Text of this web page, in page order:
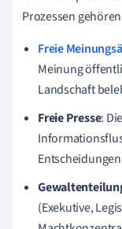
Prozessen
Freie
Meinung
Landschaft
Freie Presse:
(Exekutive,